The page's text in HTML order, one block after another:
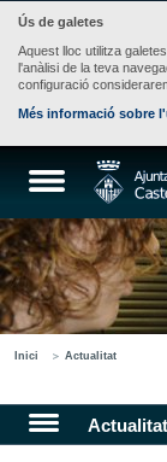
Ús de galetes
Aquest lloc utilitza
l'anàlisi de la teva
configuració
Més informació sobre
Inici Actualitat
Actualitat